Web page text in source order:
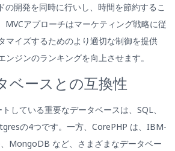
の開発を同時に行いし、時間を節約するこ
MVCアプローチはマーケティング戦略に従
マイズするためのより適切な制御を提供
ンジンのランキングを向上させます。
ースとの互換性
している重要なデータベースは、SQL、
の4つです。一方、CorePHP は、IBM-
MongoDB など、さまざまなデータベー